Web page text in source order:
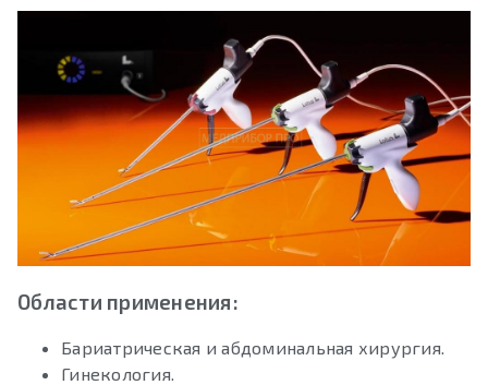
Области применения:
Бариатрическая и абдоминальная хирургия.
Гинекология.